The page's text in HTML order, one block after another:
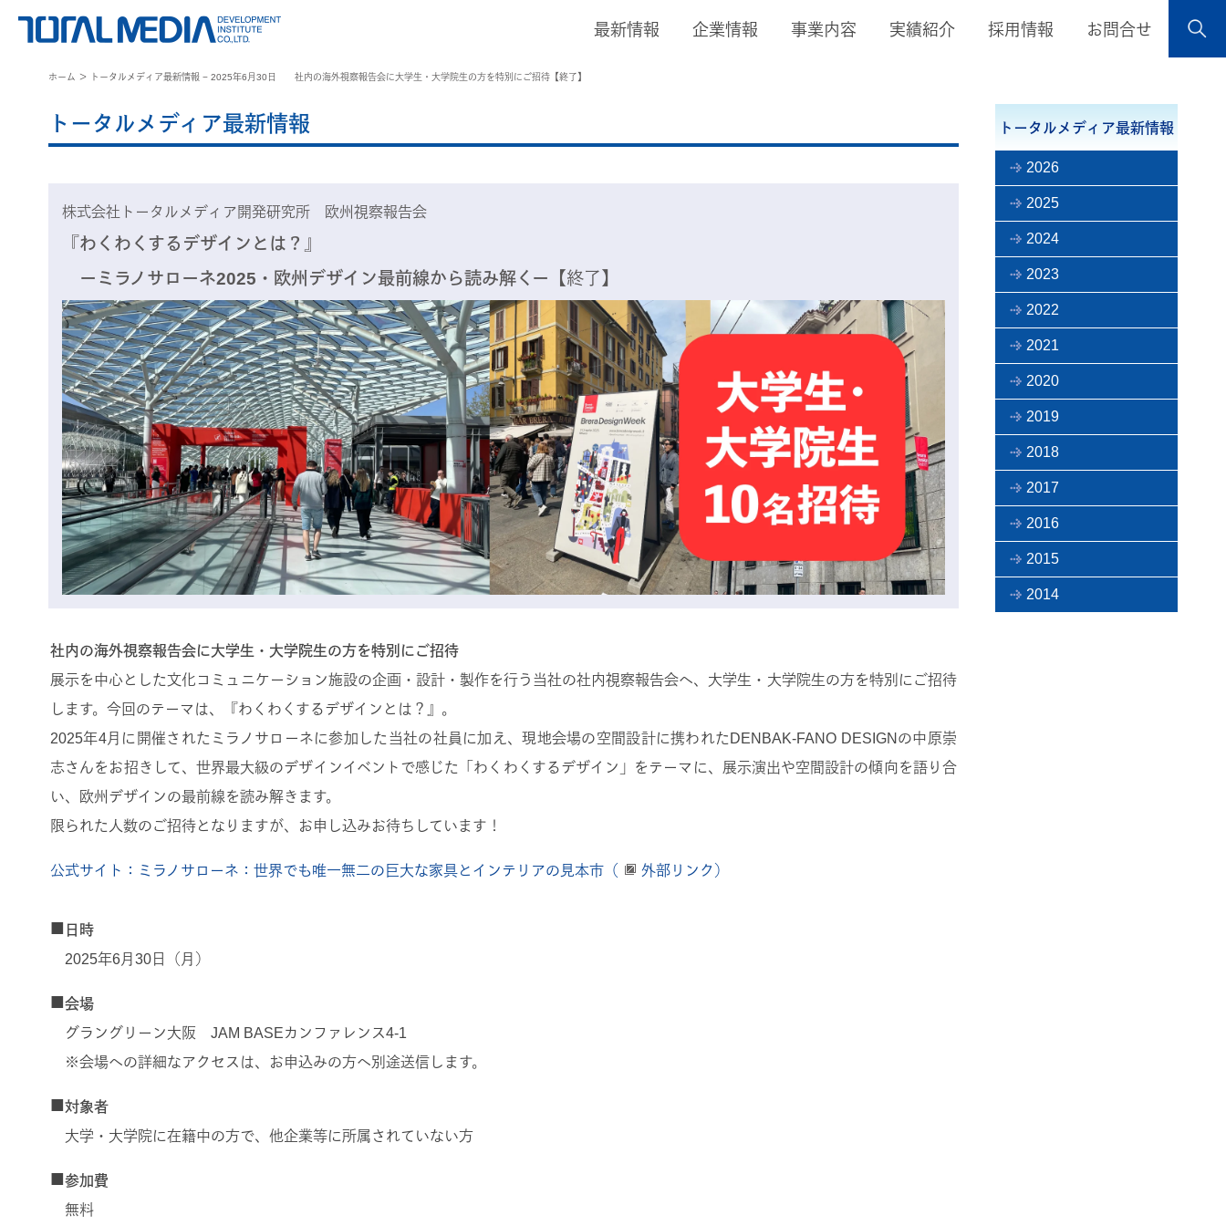
最新情報 企業情報 事業内容 実績紹介 採用情報 お問合せ
ホーム ＞ トータルメディア最新情報 − 2025年6月30日 社内の海外視察報告会に大学生・大学院生の方を特別にご招待【終了】
トータルメディア最新情報
株式会社トータルメディア開発研究所 欧州視察報告会
『わくわくするデザインとは？』
ーミラノサローネ2025・欧州デザイン最前線から読み解くー
【終了】
社内の海外視察報告会に大学生・大学院生の方を特別にご招待
展示を中心とした文化コミュニケーション施設の企画・設計・製作を行う当社の社内視察報告会へ、大学生・大学院生の方を特別にご招待
します。今回のテーマは、『わくわくするデザインとは？』。
2025年4月に開催されたミラノサローネに参加した当社の社員に加え、現地会場の空間設計に携われたDENBAK-FANO DESIGNの中原崇
志さんをお招きして、世界最大級のデザインイベントで感じた「わくわくするデザイン」をテーマに、展示演出や空間設計の傾向を語り合
い、欧州デザインの最前線を読み解きます。
限られた人数のご招待となりますが、お申し込みお待ちしています！
公式サイト：ミラノサローネ：世界でも唯一無二の巨大な家具とインテリアの見本市（ 外部リンク）
■ 日時
2025年6月30日（月）
■会場
グラングリーン大阪 JAM BASEカンファレンス4-1
※会場への詳細なアクセスは、お申込みの方へ別途送信します。
■対象者
大学・大学院に在籍中の方で、他企業等に所属されていない方
■参加費
無料
トータルメディア最新情報
2026
2025
2024
2023
2022
2021
2020
2019
2018
2017
2016
2015
2014